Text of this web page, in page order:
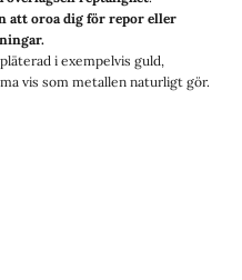
att oroa dig för repor eller
i exempelvis guld,
vis som metallen naturligt gör.